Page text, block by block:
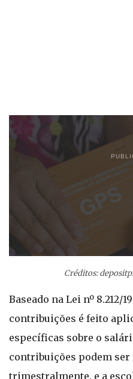
Créditos:
Baseado na Lei nº 8.212/
contribuições é feito
específicas sobre o
contribuições podem
trimestralmente, e a